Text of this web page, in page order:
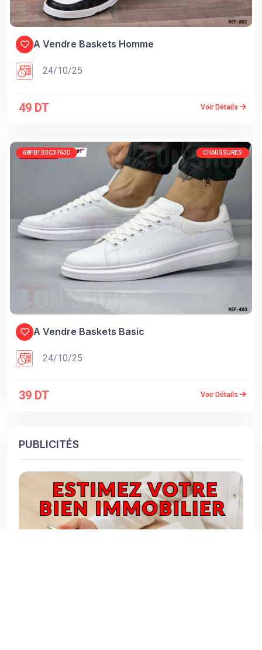
A Vendre Baskets Homme
24/10/25
49 DT Voir Détails
68FB1B0C3763D CHAUSSURES
A Vendre Baskets Basic
24/10/25
39 DT Voir Détails
PUBLICITÉS